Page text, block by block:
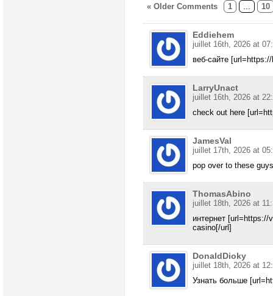
« Older Comments 1 10
Eddiehem
juillet 16th, 2026 at
веб-сайте
LarryUnact
juillet 16th, 2026 at
check out here
JamesVal
juillet 17th, 2026 at
pop over to these
ThomasAbino
juillet 18th, 2026 at
интернет
casino[/url]
DonaldDioky
juillet 18th, 2026 at
Узнать больше